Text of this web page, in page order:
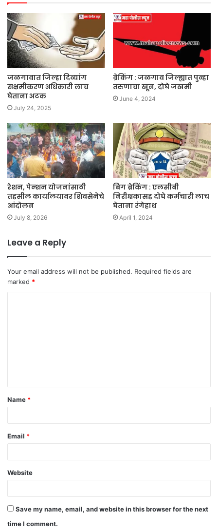
जळगावात जिल्हा दिव्यांग
सक्षमीकरण अधिकारी लाच
घेताना अटक
July 24, 2025
ब्रेकिंग : जळगाव जिल्ह्यात पुन्हा
तरुणाचा खून, दोघे जखमी
June 4, 2024
रेशन, पेन्शन योजनांसाठी
तहसील कार्यालयावर शिवसेनेचे
आंदोलन
July 8, 2026
बिग ब्रेकिंग : एलसीबी
निरीक्षकासह दोघे कर्मचारी लाच
घेताना रंगेहाथ
April 1, 2024
Leave a Reply
Your email address will not be published. Required fields are
marked *
t
*
Name *
Email *
Website
Save my name, email, and website in this browser for the next
time I comment.